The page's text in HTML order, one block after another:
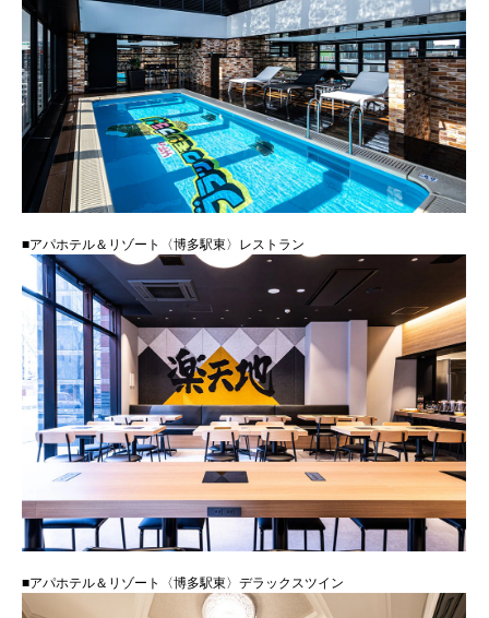
■アパホテル＆リゾート〈博多駅東〉レストラン
■アパホテル＆リゾート〈博多駅東〉デラックスツイン